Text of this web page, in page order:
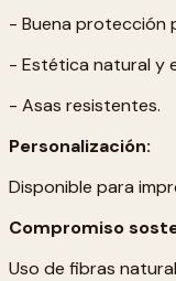
- Buena protección
- Estética natural y
- Asas resistentes.
Personalización:
Disponible para
Compromiso
Uso de fibras